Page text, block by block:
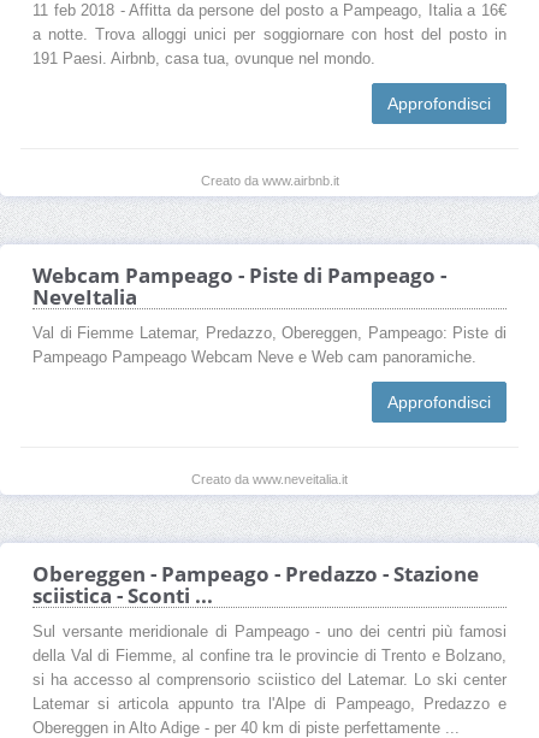
11 feb 2018 - Affitta da persone del posto a Pampeago, Italia a 16€
a notte. Trova alloggi unici per soggiornare con host del posto in
191 Paesi. Airbnb, casa tua, ovunque nel mondo.
Approfondisci
Creato da www.airbnb.it
Webcam Pampeago - Piste di Pampeago -
NeveItalia
Val di Fiemme Latemar, Predazzo, Obereggen, Pampeago: Piste di
Pampeago Pampeago Webcam Neve e Web cam panoramiche.
Approfondisci
Creato da www.neveitalia.it
Obereggen - Pampeago - Predazzo - Stazione
sciistica - Sconti ...
Sul versante meridionale di Pampeago - uno dei centri più famosi
della Val di Fiemme, al confine tra le provincie di Trento e Bolzano,
si ha accesso al comprensorio sciistico del Latemar. Lo ski center
Latemar si articola appunto tra l'Alpe di Pampeago, Predazzo e
Obereggen in Alto Adige - per 40 km di piste perfettamente ...